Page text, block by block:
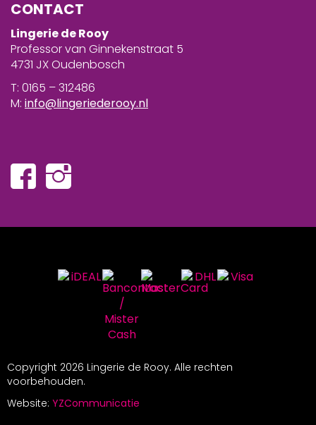
CONTACT
Lingerie de Rooy
Professor van Ginnekenstraat 5
4731 JX Oudenbosch
T: 0165 – 312486
M: info@lingeriederooy.nl
Copyright 2026 Lingerie de Rooy. Alle rechten
voorbehouden.
Website: YZCommunicatie